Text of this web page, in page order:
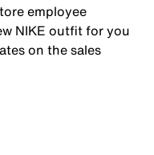
employee
NIKE outfit for you
on the sales